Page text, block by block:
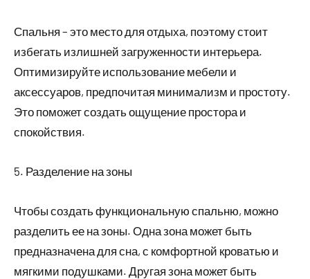
Спальня – это место для отдыха, поэтому стоит
избегать излишней загруженности интерьера.
Оптимизируйте использование мебели и
аксессуаров, предпочитая минимализм и простоту.
Это поможет создать ощущение простора и
спокойствия.
5. Разделение на зоны
Чтобы создать функциональную спальню, можно
разделить ее на зоны. Одна зона может быть
предназначена для сна, с комфортной кроватью и
мягкими подушками. Другая зона может быть